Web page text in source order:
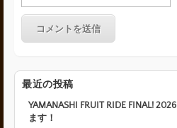
最近の投稿
YAMANASHI FRUIT RIDE FINAL!
ます！